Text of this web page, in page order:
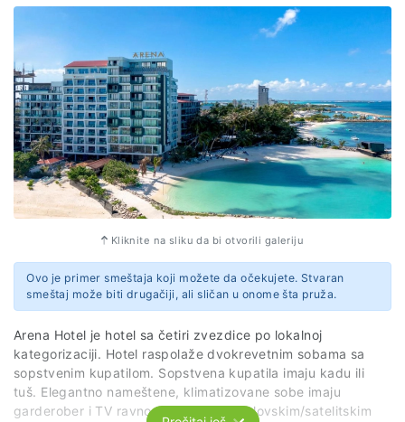
Kliknite na sliku da bi otvorili galeriju
Ovo je primer smeštaja koji možete da očekujete. Stvaran
smeštaj može biti drugačiji, ali sličan u onome šta pruža.
Arena Hotel je hotel sa četiri zvezdice po lokalnoj
kategorizaciji. Hotel raspolaže dvokrevetnim sobama sa
sopstvenim kupatilom. Sopstvena kupatila imaju kadu ili
tuš. Elegantno nameštene, klimatizovane sobe imaju
garderober i TV ravnog ekrana sa kablovskim/satelitskim